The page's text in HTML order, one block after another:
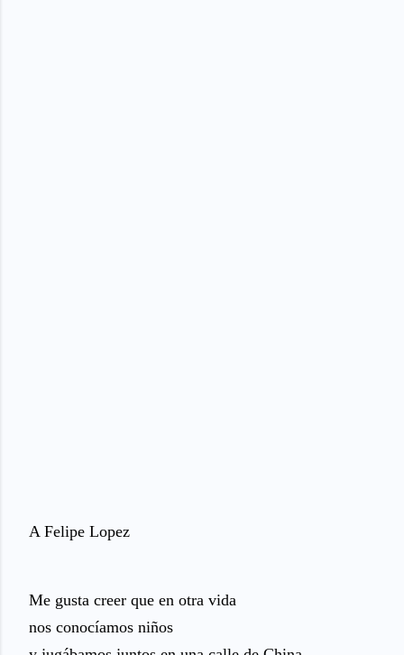
A Felipe Lopez
Me gusta creer que en otra vida
nos conocíamos niños